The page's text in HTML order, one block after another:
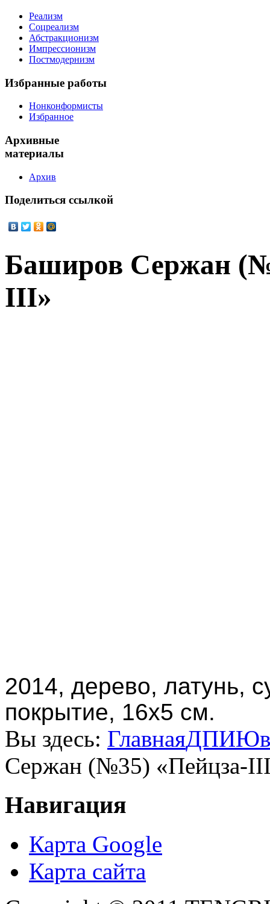
Реализм
Соцреализм
Абстракционизм
Импрессионизм
Постмодернизм
Избранные работы
Нонконформисты
Избранное
Архивные
материалы
Архив
Поделиться ссылкой
Баширов Сержан
III»
2014, дерево, латунь,
покрытие, 16х5 см.
Вы здесь: ГлавнаяДПИ
Сержан (№35) «Пейцза-
Навигация
Карта Google
Карта сайта